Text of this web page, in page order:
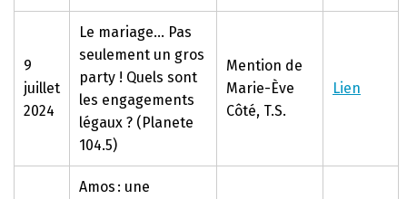
9
juillet
2024
Le mariage… Pas
seulement un gros
party ! Quels sont
les engagements
légaux ? (Planete
104.5)
Mention de
Marie-Ève
Côté, T.S.
Lien
Amos : une